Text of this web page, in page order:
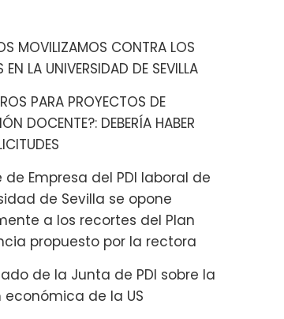
MOVILIZAMOS CONTRA LOS
EN LA UNIVERSIDAD DE SEVILLA
PARA PROYECTOS DE
DOCENTE?: DEBERÍA HABER
de Empresa del PDI laboral de
de Sevilla se opone
a los recortes del Plan
propuesto por la rectora
de la Junta de PDI sobre la
de la US